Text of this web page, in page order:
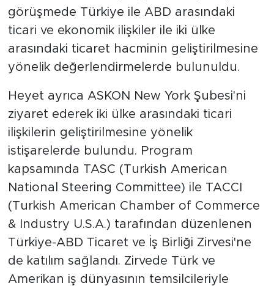
görüşmede Türkiye ile ABD arasındaki
ticari ve ekonomik ilişkiler ile iki ülke
arasındaki ticaret hacminin geliştirilmesine
yönelik değerlendirmelerde bulunuldu.
Heyet ayrıca ASKON New York Şubesi'ni
ziyaret ederek iki ülke arasındaki ticari
ilişkilerin geliştirilmesine yönelik
istişarelerde bulundu. Program
kapsamında TASC (Turkish American
National Steering Committee) ile TACCI
(Turkish American Chamber of Commerce
& Industry U.S.A.) tarafından düzenlenen
Türkiye-ABD Ticaret ve İş Birliği Zirvesi'ne
de katılım sağlandı. Zirvede Türk ve
Amerikan iş dünyasının temsilcileriyle